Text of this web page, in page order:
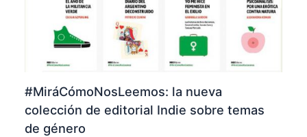
#MiráCómoNosLeemos: la nueva
colección de editorial Indie sobre temas
de género